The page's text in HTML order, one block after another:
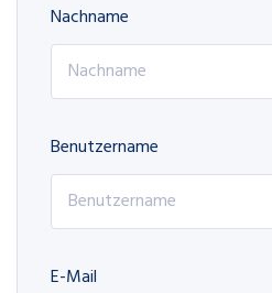
Nachname
Benutzername
E-Mail